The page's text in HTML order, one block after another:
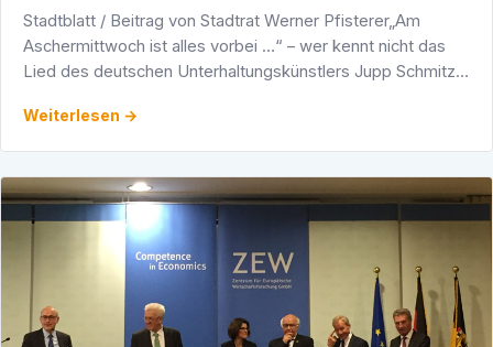
Stadtblatt / Beitrag von Stadtrat Werner Pfisterer„Am
Aschermittwoch ist alles vorbei …“ – wer kennt nicht das
Lied des deutschen Unterhaltungskünstlers Jupp Schmitz,
Weiterlesen →